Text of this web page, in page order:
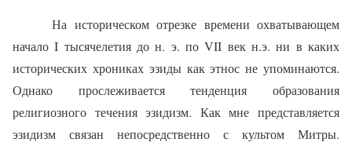
На историческом отрезке времени охватывающем
начало I тысячелетия до н. э. по VII век н.э. ни в каких
исторических хрониках эзиды как этнос не упоминаются.
Однако прослеживается тенденция образования
религиозного течения эзидизм. Как мне представляется
эзидизм связан непосредственно с культом Митры.